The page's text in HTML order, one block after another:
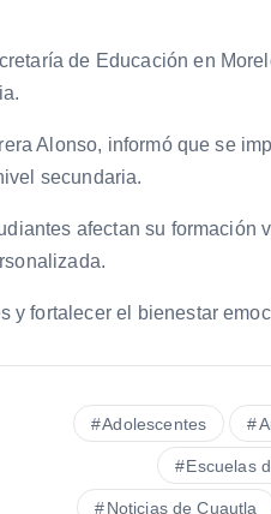
de Educación en
Alonso, informó que se
secundaria.
afectan su formación
y fortalecer el bienestar
Adolescentes
Escuelas
Noticias de Cuautla